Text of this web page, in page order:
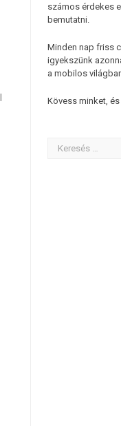
számos érdekes
bemutatni.
Minden nap friss
igyekszünk
a mobilos
Kövess minket,